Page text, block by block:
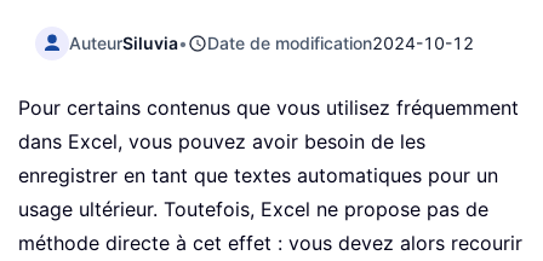
AuteurSiluvia• Date de modification2024-10-12
Pour certains contenus que vous utilisez fréquemment
dans Excel, vous pouvez avoir besoin de les
enregistrer en tant que textes automatiques pour un
usage ultérieur. Toutefois, Excel ne propose pas de
méthode directe à cet effet : vous devez alors recourir